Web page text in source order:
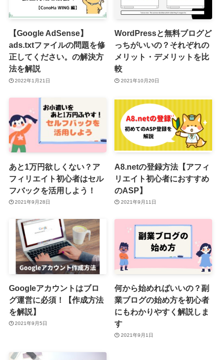
【Google AdSense】
ads.txtファイルの問題を修
正してください。の解決方
法を解説
2022年1月21日
WordPressと無料ブログど
っちがいいの？それぞれの
メリット・デメリットを比
較
2021年10月20日
あと1万円欲しくない？ア
フィリエイト初心者はセル
フバックを活用しよう！
2021年9月28日
A8.netの登録方法【アフィ
リエイト初心者におすすめ
のASP】
2021年9月11日
Googleアカウントはブロ
グ運営に必須！【作成方法
を解説】
2021年9月5日
何から始めればいいの？副
業ブログの始め方を初心者
にもわかりやすく解説しま
す
2021年9月1日